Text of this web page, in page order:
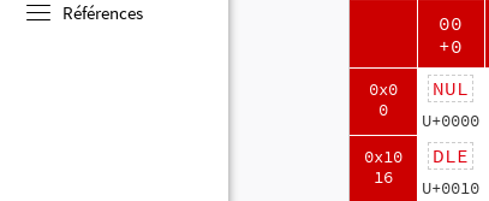
Références
00
+0
0x0
0
0x10
16
NUL
U+0000
DLE
U+0010